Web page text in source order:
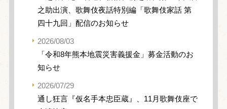
之助出演、歌舞伎夜話特別編「歌舞伎家話 第
四十九回」配信のお知らせ
2026/08/03
「令和8年熊本地震災害義援金」募金活動のお
知らせ
2026/07/29
通し狂言『仮名手本忠臣蔵』、11月歌舞伎座で